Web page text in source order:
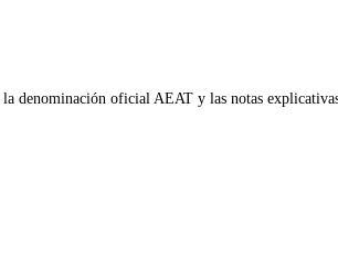
denominación oficial AEAT y las notas